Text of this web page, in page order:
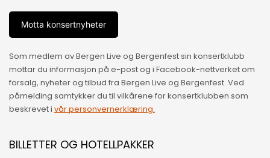
Motta konsertnyheter
Som medlem av Bergen Live og Bergenfest sin konsertklubb
mottar du informasjon på e-post og i Facebook-nettverket om
forsalg, nyheter og tilbud fra Bergen Live og Bergenfest. Ved
påmelding samtykker du til vilkårene for konsertklubben som
beskrevet i vår personvernerklæring.
BILLETTER OG HOTELLPAKKER